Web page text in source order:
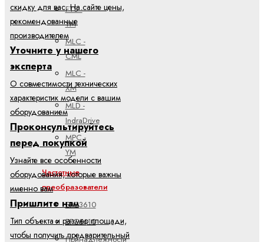
FTS -
YM
MLC -
CML
MLC -
XM
MLD -
IndraDrive
MPC -
YM
Частотные
преобразователи
EFC3610
EFC5610
Принадлежности
скидку для вас. На сайте цены,
рекомендованные
производителем
Уточните у нашего
эксперта
О совместимости технических
характеристик модели с вашим
оборудованием
Проконсультируйтесь
перед покупкой
Узнайте все особенности
оборудования, которые важны
именно вам
Пришлите нам
Тип объекта и размер площади,
чтобы получить предварительный